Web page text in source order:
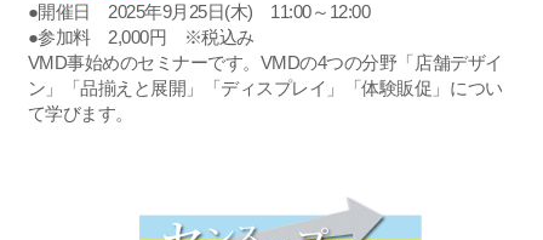
●開催日 2025年9月25日(木) 11:00～12:00
●参加料 2,000円 ※税込み
VMD事始めのセミナーです。VMDの4つの分野「店舗デザイ
ン」「品揃えと展開」「ディスプレイ」「体験販促」につい
て学びます。